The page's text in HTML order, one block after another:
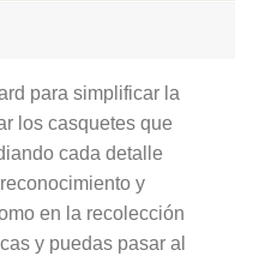
para simplificar la
los casquetes que
cada detalle
y
en la recolección
y puedas pasar al